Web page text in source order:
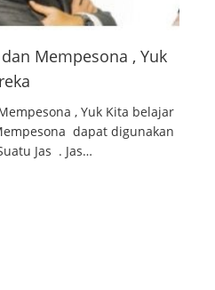
Mempesona , Yuk
, Yuk Kita belajar
dapat digunakan
Jas . Jas…